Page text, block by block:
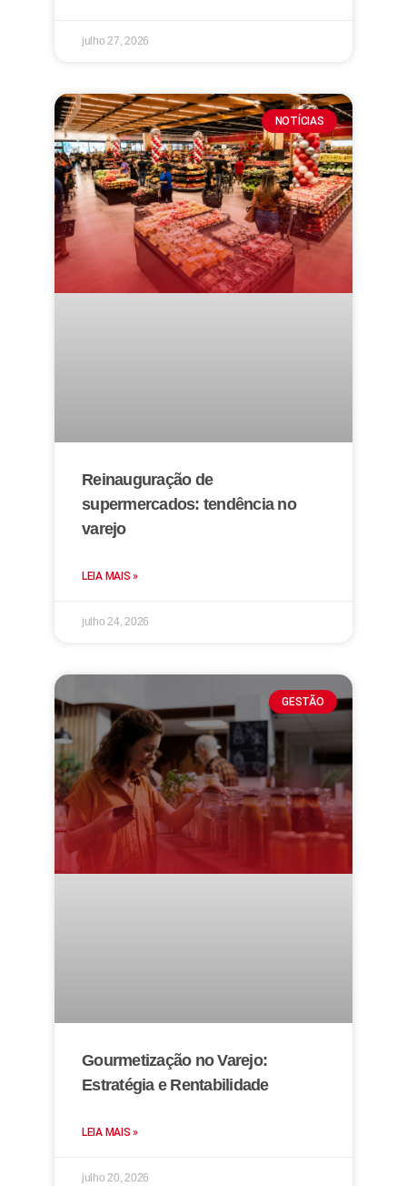
julho 27, 2026
NOTÍCIAS
Reinauguração de
supermercados: tendência no
varejo
LEIA MAIS »
julho 24, 2026
GESTÃO
Gourmetização no Varejo:
Estratégia e Rentabilidade
LEIA MAIS »
julho 20, 2026